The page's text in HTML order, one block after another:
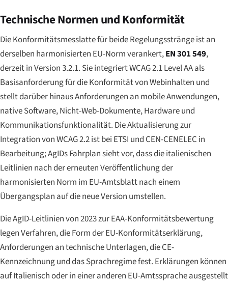
Technische Normen und Konformität
Die Konformitätsmesslatte für beide Regelungsstränge ist an
derselben harmonisierten EU-Norm verankert,EN 301 549,
derzeit in Version 3.2.1. Sie integriert WCAG 2.1 Level AA als
Basisanforderung für die Konformität von Webinhalten und
stellt darüber hinaus Anforderungen an mobile Anwendungen,
native Software, Nicht-Web-Dokumente, Hardware und
Kommunikationsfunktionalität. Die Aktualisierung zur
Integration von WCAG 2.2 ist bei ETSI und CEN-CENELEC in
Bearbeitung; AgIDs Fahrplan sieht vor, dass die italienischen
Leitlinien nach der erneuten Veröffentlichung der
harmonisierten Norm im EU-Amtsblatt nach einem
Übergangsplan auf die neue Version umstellen.
Die AgID-Leitlinien von 2023 zur EAA-Konformitätsbewertung
legen Verfahren, die Form der EU-Konformitätserklärung,
Anforderungen an technische Unterlagen, die CE-
Kennzeichnung und das Sprachregime fest. Erklärungen können
auf Italienisch oder in einer anderen EU-Amtssprache ausgestellt